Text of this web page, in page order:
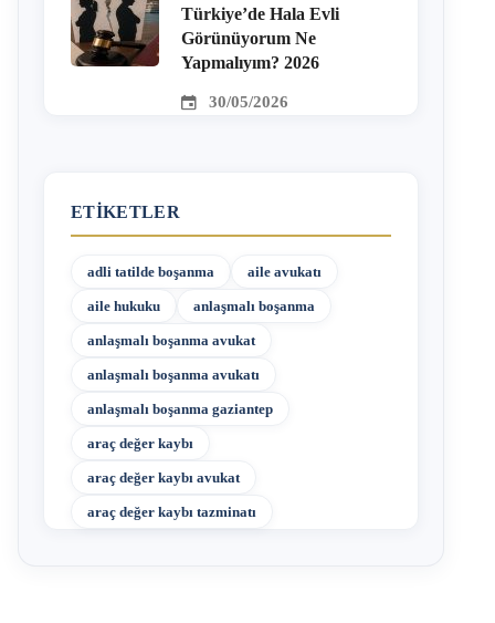
Türkiye’de Hala Evli
Görünüyorum Ne
Yapmalıyım? 2026
30/05/2026
ETIKETLER
adli tatilde boşanma aile avukatı
aile hukuku anlaşmalı boşanma
anlaşmalı boşanma avukat
anlaşmalı boşanma avukatı
anlaşmalı boşanma gaziantep
araç değer kaybı
araç değer kaybı avukat
araç değer kaybı tazminatı